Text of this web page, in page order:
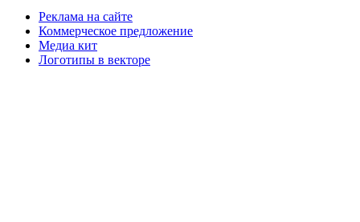
Реклама на сайте
Коммерческое предложение
Медиа кит
Логотипы в векторе